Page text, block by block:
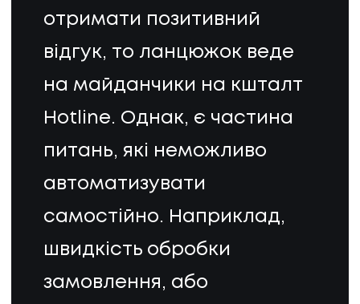
отримати позитивний
відгук, то ланцюжок веде
на майданчики на кшталт
Hotline. Однак, є частина
питань, які неможливо
автоматизувати
самостійно. Наприклад,
швидкість обробки
замовлення, або